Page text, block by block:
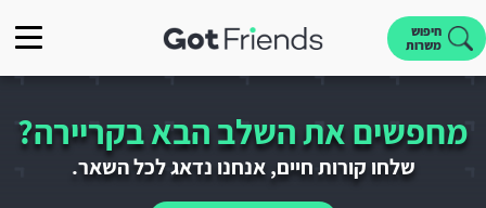
חיפוש
משרות
מחפשים את השלב הבא בקריירה?
שלחו קורות חיים, אנחנו נדאג לכל השאר.